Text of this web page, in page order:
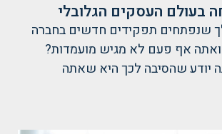
בעולם העסקים הגלובלי
שנפתחים תפקידים חדשים בחברה
אף פעם לא מגיש מועמדות?
יודע שהסיבה לכך היא שאתה